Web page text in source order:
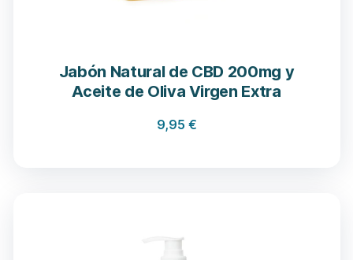
Jabón Natural de CBD 200mg y
Aceite de Oliva Virgen Extra
9,95 €